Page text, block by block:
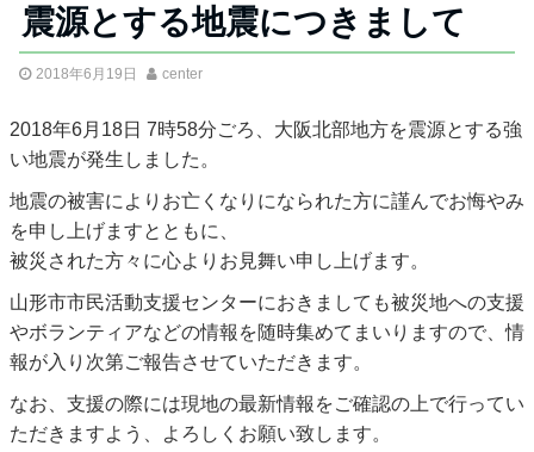
震源とする地震につきまして
2018年6月19日 center
2018年6月18日 7時58分ごろ、大阪北部地方を震源とする強
い地震が発生しました。
地震の被害によりお亡くなりになられた方に謹んでお悔やみ
を申し上げますとともに、
被災された方々に心よりお見舞い申し上げます。
山形市市民活動支援センターにおきましても被災地への支援
やボランティアなどの情報を随時集めてまいりますので、情
報が入り次第ご報告させていただきます。
なお、支援の際には現地の最新情報をご確認の上で行ってい
ただきますよう、よろしくお願い致します。